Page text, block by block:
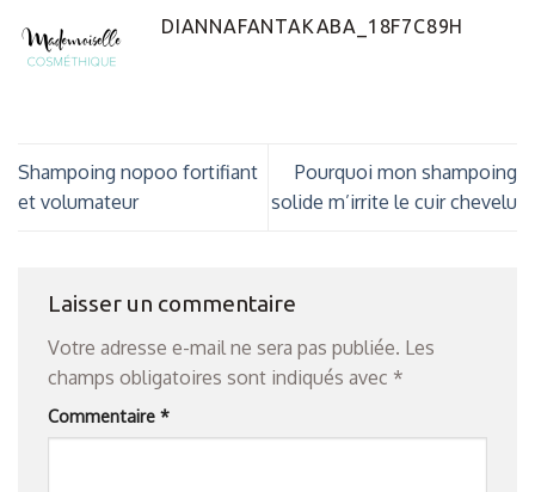
DIANNAFANTAKABA_18F7C89H
Shampoing nopoo fortifiant
et volumateur
Pourquoi mon shampoing
solide m’irrite le cuir chevelu
Laisser un commentaire
Votre adresse e-mail ne sera pas publiée. Les
champs obligatoires sont indiqués avec *
Commentaire *